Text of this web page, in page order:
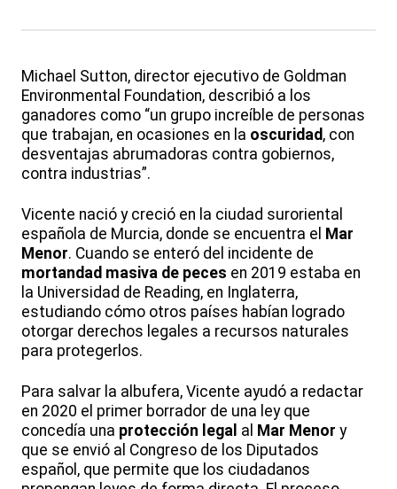
Michael Sutton, director ejecutivo de Goldman
Environmental Foundation, describió a los
ganadores como “un grupo increíble de personas
que trabajan, en ocasiones en la oscuridad, con
desventajas abrumadoras contra gobiernos,
contra industrias”.
Vicente nació y creció en la ciudad suroriental
española de Murcia, donde se encuentra el Mar
Menor. Cuando se enteró del incidente de
mortandad masiva de peces en 2019 estaba en
la Universidad de Reading, en Inglaterra,
estudiando cómo otros países habían logrado
otorgar derechos legales a recursos naturales
para protegerlos.
Para salvar la albufera, Vicente ayudó a redactar
en 2020 el primer borrador de una ley que
concedía una protección legal al Mar Menor y
que se envió al Congreso de los Diputados
español, que permite que los ciudadanos